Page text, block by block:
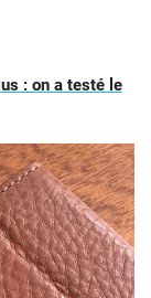
: on a testé le